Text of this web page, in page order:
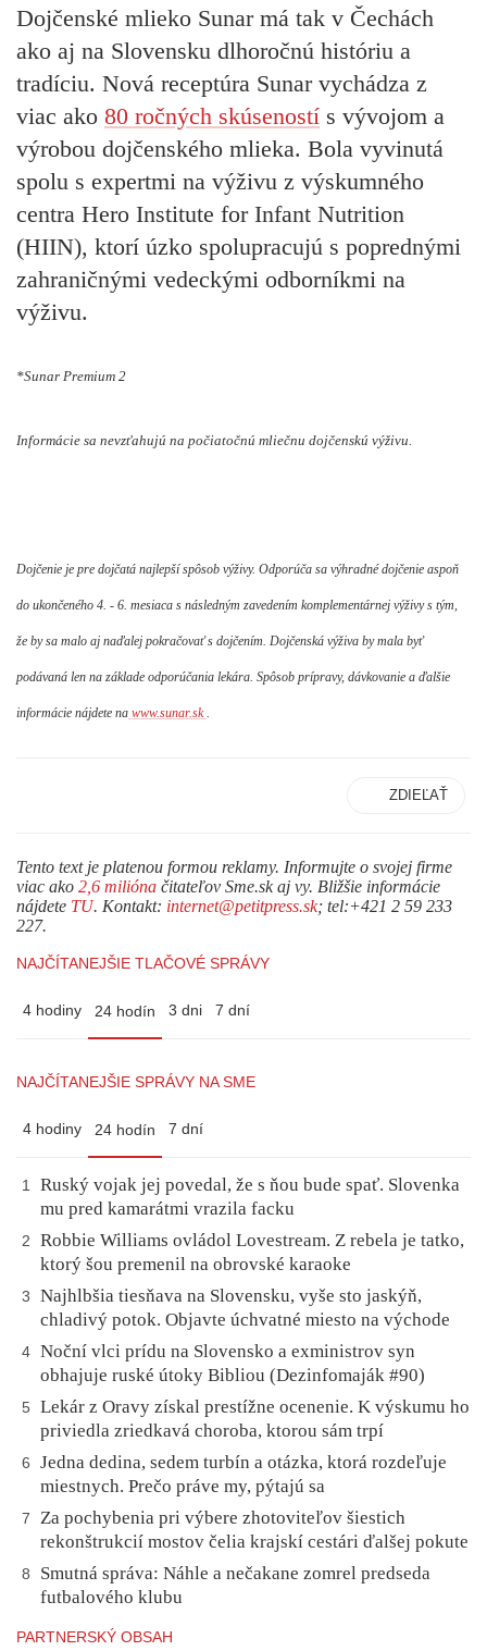
Dojčenské mlieko Sunar má tak v Čechách
ako aj na Slovensku dlhoročnú históriu a
tradíciu. Nová receptúra Sunar vychádza z
viac ako 80 ročných skúseností s vývojom a
výrobou dojčenského mlieka. Bola vyvinutá
spolu s expertmi na výživu z výskumného
centra Hero Institute for Infant Nutrition
(HIIN), ktorí úzko spolupracujú s poprednými
zahraničnými vedeckými odborníkmi na
výživu.
*Sunar Premium 2
Informácie sa nevzťahujú na počiatočnú mliečnu dojčenskú výživu.
Dojčenie je pre dojčatá najlepší spôsob výživy. Odporúča sa výhradné dojčenie aspoň
do ukončeného 4. - 6. mesiaca s následným zavedením komplementárnej výživy s tým,
že by sa malo aj naďalej pokračovať s dojčením. Dojčenská výživa by mala byť
podávaná len na základe odporúčania lekára. Spôsob prípravy, dávkovanie a ďalšie
informácie nájdete na www.sunar.sk.
ZDIEĽAŤ
Tento text je platenou formou reklamy. Informujte o svojej firme
viac ako 2,6 milióna čitateľov Sme.sk aj vy. Bližšie informácie
nájdete TU. Kontakt: internet@petitpress.sk; tel:+421 2 59 233
227.
NAJČÍTANEJŠIE TLAČOVÉ SPRÁVY
4 hodiny 24 hodín 3 dni 7 dní
NAJČÍTANEJŠIE SPRÁVY NA SME
4 hodiny 24 hodín 7 dní
1
Ruský vojak jej povedal, že s ňou bude spať. Slovenka
mu pred kamarátmi vrazila facku
2
Robbie Williams ovládol Lovestream. Z rebela je tatko,
ktorý šou premenil na obrovské karaoke
3
Najhlbšia tiesňava na Slovensku, vyše sto jaskýň,
chladivý potok. Objavte úchvatné miesto na východe
4 Noční vlci prídu na Slovensko a exministrov syn
obhajuje ruské útoky Bibliou (Dezinfomaják #90)
5
Lekár z Oravy získal prestížne ocenenie. K výskumu ho
priviedla zriedkavá choroba, ktorou sám trpí
6
Jedna dedina, sedem turbín a otázka, ktorá rozdeľuje
miestnych. Prečo práve my, pýtajú sa
7
Za pochybenia pri výbere zhotoviteľov šiestich
rekonštrukcií mostov čelia krajskí cestári ďalšej pokute
8
Smutná správa: Náhle a nečakane zomrel predseda
futbalového klubu
PARTNERSKÝ OBSAH